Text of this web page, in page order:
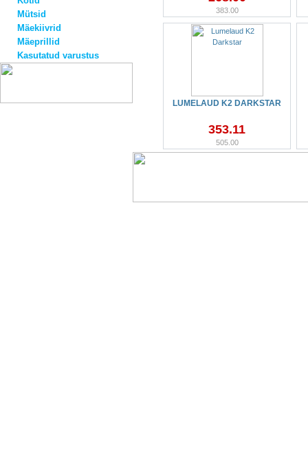
Mütsid
Mäekiivrid
Mäeprillid
Kasutatud varustus
383.00
LUMELAUD K2 DARKSTAR
353.11
505.00